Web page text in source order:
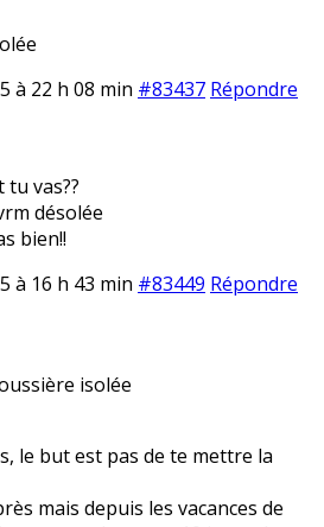
à 22 h 08 min #83437 Répondre
vas??
désolée
bien!!
à 16 h 43 min #83449 Répondre
isolée
le but est pas de te mettre la
mais depuis les vacances de